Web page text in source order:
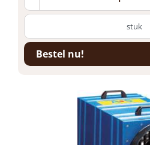
stuk
Bestel nu!